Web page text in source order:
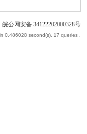
皖公网安备 34122202000328号
0.486028 second(s), 17 queries .